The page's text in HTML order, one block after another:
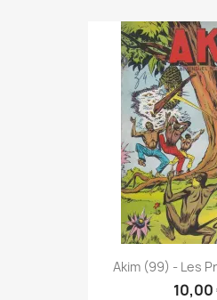
Akim (99) - Les
10,00